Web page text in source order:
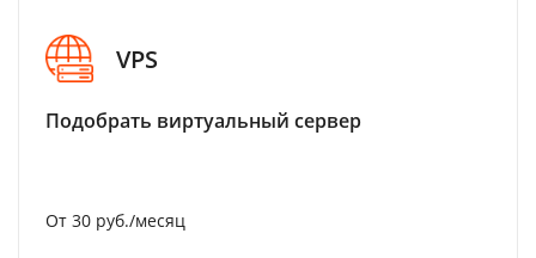
VPS
Подобрать виртуальный сервер
От 30 руб./месяц